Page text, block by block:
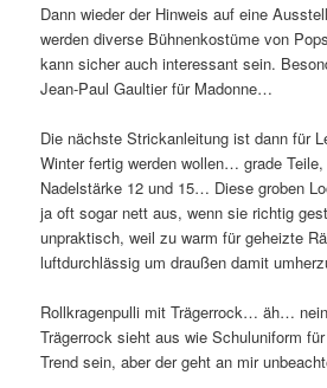
Dann wieder der Hinweis auf eine
werden diverse Bühnenkostüme von
kann sicher auch interessant sein.
Jean-Paul Gaultier für Madonne…
Die nächste Strickanleitung ist dann für
Winter fertig werden wollen… grade
Nadelstärke 12 und 15… Diese groben
ja oft sogar nett aus, wenn sie richtig
unpraktisch, weil zu warm für geheizte
luftdurchlässig um draußen damit
Rollkragenpulli mit Trägerrock… äh…
Trägerrock sieht aus wie Schuluniform
Trend sein, aber der geht an mir